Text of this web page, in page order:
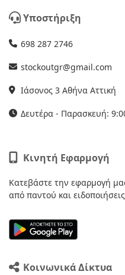
Υποστήριξη
698 287 2746
stockoutgr@gmail.com
Ιάσονος 3 Αθήνα Αττική
Δευτέρα - Παρασκευή:
Κινητή Εφαρμογή
Κατεβάστε την εφαρμογή
από παντού και
Κοινωνικά Δίκτυα